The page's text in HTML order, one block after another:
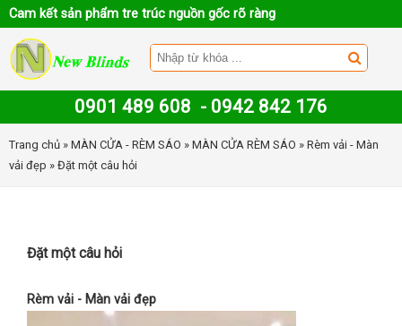
Cam kết sản phẩm tre trúc nguồn gốc rõ ràng
0901 489 608 - 0942 842 176
Trang chủ » MÀN CỬA - RÈM SÁO » MÀN CỬA RÈM SÁO » Rèm vải - Màn
vải đẹp » Đặt một câu hỏi
Đặt một câu hỏi
Rèm vải - Màn vải đẹp